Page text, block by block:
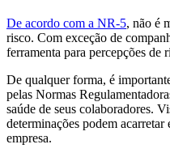
De acordo com a NR-5, não é
risco. Com exceção de
ferramenta para percepções de
De qualquer forma, é
pelas Normas
saúde de seus colaboradores.
determinações podem
empresa.